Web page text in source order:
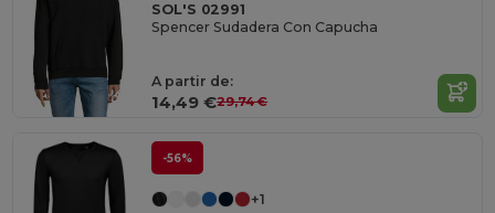
SOL'S 02991
Spencer Sudadera Con Capucha
A partir de:
14,49 €29,74 €
-56%
+1